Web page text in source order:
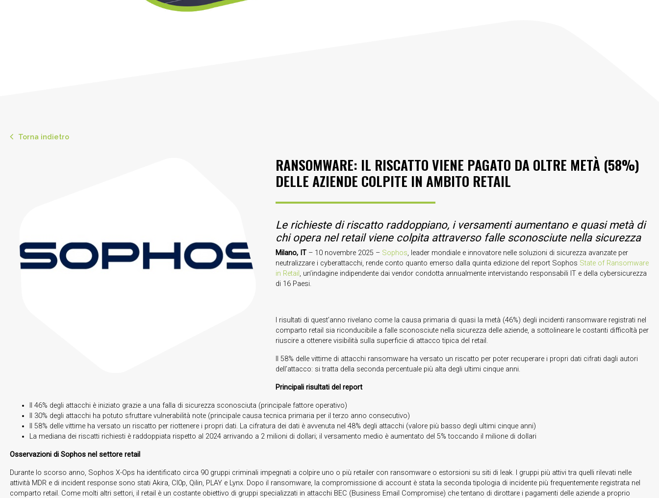
Torna indietro
RANSOMWARE: IL RISCATTO VIENE PAGATO DA OLTRE METÀ (58%)
DELLE AZIENDE COLPITE IN AMBITO RETAIL
Le richieste di riscatto raddoppiano, i versamenti aumentano e quasi metà di
chi opera nel retail viene colpita attraverso falle sconosciute nella sicurezza
Milano, IT – 10 novembre 2025 – Sophos, leader mondiale e innovatore nelle soluzioni di sicurezza avanzate per
neutralizzare i cyberattacchi, rende conto quanto emerso dalla quinta edizione del report Sophos State of Ransomware
in Retail , un’indagine indipendente dai vendor condotta annualmente intervistando responsabili IT e della cybersicurezza
di 16 Paesi.
I risultati di quest’anno rivelano come la causa primaria di quasi la metà (46%) degli incidenti ransomware registrati nel
comparto retail sia riconducibile a falle sconosciute nella sicurezza delle aziende, a sottolineare le costanti difficoltà per
riuscire a ottenere visibilità sulla superficie di attacco tipica del retail.
Il 58% delle vittime di attacchi ransomware ha versato un riscatto per poter recuperare i propri dati cifrati dagli autori
dell’attacco: si tratta della seconda percentuale più alta degli ultimi cinque anni.
Principali risultati del report
Il 46% degli attacchi è iniziato grazie a una falla di sicurezza sconosciuta (principale fattore operativo)
Il 30% degli attacchi ha potuto sfruttare vulnerabilità note (principale causa tecnica primaria per il terzo anno consecutivo)
Il 58% delle vittime ha versato un riscatto per riottenere i propri dati. La cifratura dei dati è avvenuta nel 48% degli attacchi (valore più basso degli ultimi cinque anni)
La mediana dei riscatti richiesti è raddoppiata rispetto al 2024 arrivando a 2 milioni di dollari; il versamento medio è aumentato del 5% toccando il milione di dollari
Osservazioni di Sophos nel settore retail
Durante lo scorso anno, Sophos X-Ops ha identificato circa 90 gruppi criminali impegnati a colpire uno o più retailer con ransomware o estorsioni su siti di leak. I gruppi più attivi tra quelli rilevati nelle
attività MDR e di incident response sono stati Akira, Cl0p, Qilin, PLAY e Lynx. Dopo il ransomware, la compromissione di account è stata la seconda tipologia di incidente più frequentemente registrata nel
comparto retail. Come molti altri settori, il retail è un costante obiettivo di gruppi specializzati in attacchi BEC (Business Email Compromise) che tentano di dirottare i pagamenti delle aziende a proprio